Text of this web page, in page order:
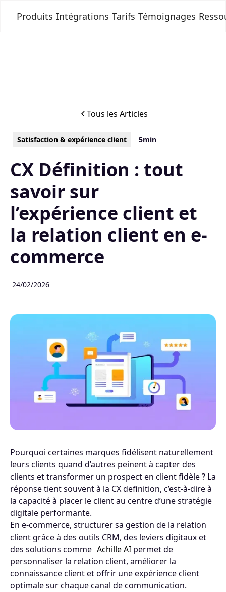
Produits Intégrations Tarifs Témoignages
Tous les Articles
Satisfaction & expérience client 5min
CX Définition : tout
savoir sur
l’expérience client et
la relation client en e-
commerce
24/02/2026
Pourquoi certaines marques fidélisent naturellement
leurs clients quand d’autres peinent à capter des
clients et transformer un prospect en client fidèle ? La
réponse tient souvent à la CX definition, c’est-à-dire à
la capacité à placer le client au centre d’une stratégie
digitale performante.
En e-commerce, structurer sa gestion de la relation
client grâce à des outils CRM, des leviers digitaux et
des solutions comme Achille AI permet de
personnaliser la relation client, améliorer la
connaissance client et offrir une expérience client
optimale sur chaque canal de communication.